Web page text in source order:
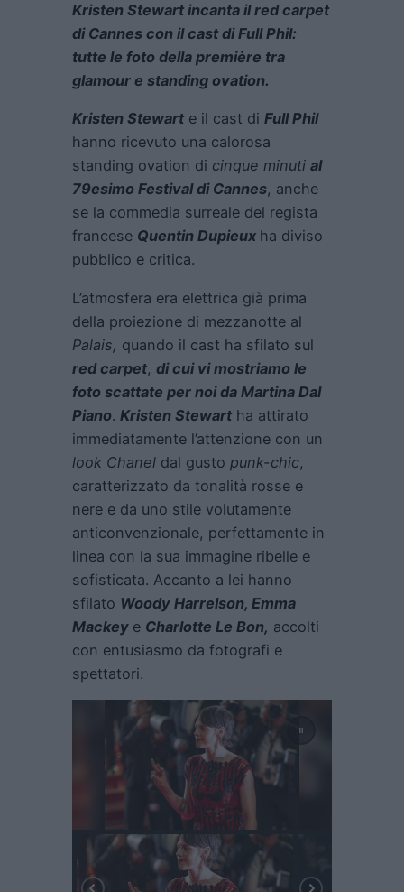
Kristen Stewart incanta il red carpet
di Cannes con il cast di Full Phil:
tutte le foto della première tra
glamour e standing ovation.
Kristen Stewart e il cast di Full Phil
hanno ricevuto una calorosa
standing ovation di cinque minuti al
79esimo Festival di Cannes, anche
se la commedia surreale del regista
francese Quentin Dupieux ha diviso
pubblico e critica.
L’atmosfera era elettrica già prima
della proiezione di mezzanotte al
Palais, quando il cast ha sfilato sul
red carpet, di cui vi mostriamo le
foto scattate per noi da Martina Dal
Piano. Kristen Stewart ha attirato
immediatamente l’attenzione con un
look Chanel dal gusto punk-chic,
caratterizzato da tonalità rosse e
nere e da uno stile volutamente
anticonvenzionale, perfettamente in
linea con la sua immagine ribelle e
sofisticata. Accanto a lei hanno
sfilato Woody Harrelson, Emma
Mackey e Charlotte Le Bon, accolti
con entusiasmo da fotografi e
spettatori.